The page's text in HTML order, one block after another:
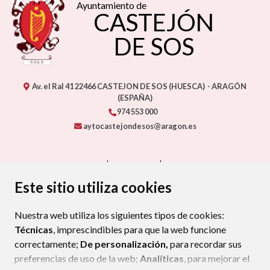
Este sitio utiliza cookies
Nuestra web utiliza los siguientes tipos de cookies:
Técnicas, imprescindibles para que la web funcione
correctamente; De personalización, para recordar sus
preferencias de uso de la web; Analíticas, para mejorar el
Ayuntamiento de
CASTEJÓN
DE SOS
Av. el Ral 4122466CASTEJON DE SOS (HUESCA) - ARAGÓN
(ESPAÑA)
974 553 000
aytocastejondesos@aragon.es
PROTECCIÓN DE DATOS
POLÍTICA DE COOKIES